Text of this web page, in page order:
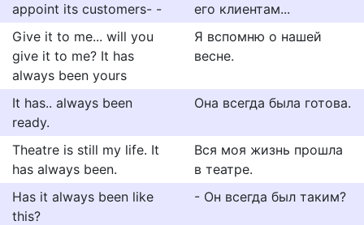
appoint its customers- -
его клиентам...
Give it to me... will you
give it to me? It has
always been yours
Я вспомню о нашей
весне.
It has.. always been
ready.
Она всегда была готова.
Theatre is still my life. It
has always been.
Вся моя жизнь прошла
в театре.
Has it always been like
this?
- Он всегда был таким?